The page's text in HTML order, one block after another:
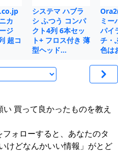
カ
ジ
超コ
システマ ハブラ
シ ふつう コンパ
クト4列 6本セッ
ト+ フロス付き 薄
型ヘッド…
ミー
パイ
チ・
色は
買って良かったものを教え
ォローすると、あなたのタ
けどなんかいい情報」がとど